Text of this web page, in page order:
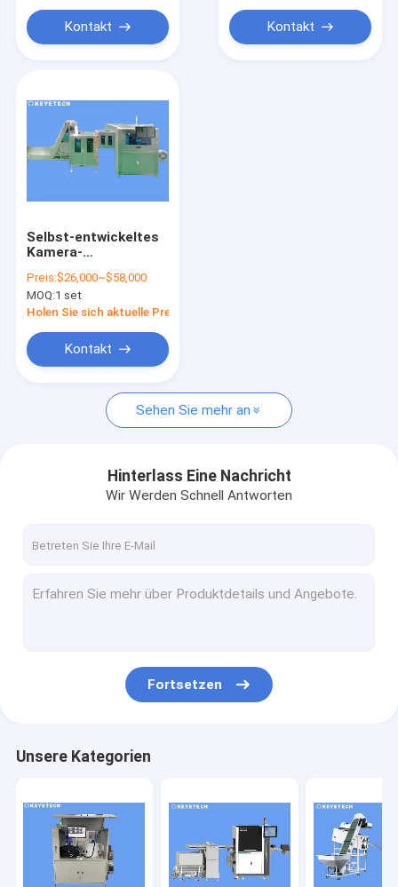
Kontakt Kontakt
Selbst-entwickeltes
Kamera-
System mit Ai-
Algorithmus
Preis:$26,000~$58,000
MOQ:1 set
Holen Sie sich aktuelle Preis
Kontakt
Sehen Sie mehr an
Hinterlass Eine Nachricht
Wir Werden Schnell Antworten
Fortsetzen
Unsere Kategorien